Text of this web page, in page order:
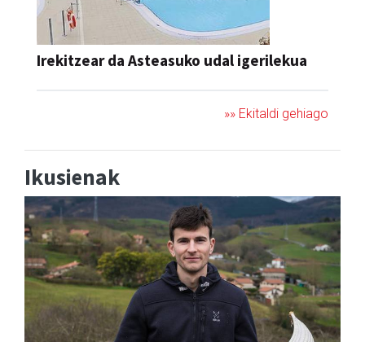
Irekitzear da Asteasuko udal igerilekua
»» Ekitaldi gehiago
Ikusienak